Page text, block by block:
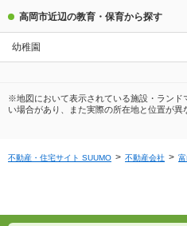
高岡市近辺の教育・保育から探す
幼稚園
※地図において表示されている施設・ランド
い場合があり、また実際の所在地と位置が異
不動産・住宅サイト SUUMO 不動産会社